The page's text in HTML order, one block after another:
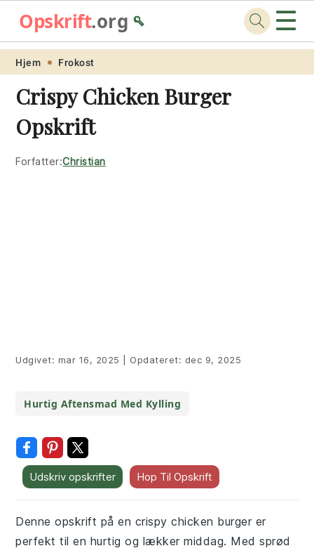
Skip
primary
navigation
Skip
main
content
Skip
primary
sidebar
Skip
footer
Opskrift.org🥄 ☰
Hjem Frokost
Crispy Chicken Burger
Opskrift
Forfatter:Christian
Udgivet: mar 16, 2025 Opdateret: dec 9, 2025
Hurtig Aftensmad Med Kylling
Udskriv opskrifter Hop Til Opskrift
Denne opskrift på en crispy chicken burger er
perfekt til en hurtig og lækker middag. Med sprød